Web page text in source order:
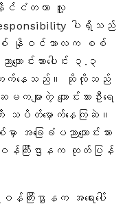
င်ငံတကာ လူ့
ပါရှိသည်
နိုဝင်ဘာလက စစ်
ောင်းသားပေါင်း ၃.၃
တက်နေသည် ။ ဆိုလိုသည်
းတဲ့ ကျောင်းသားဦးရေ
သပိတ်မှောက်နေကြဆဲ။
ေခံပညာကျောင်းသား
ဝန်ကြီးဌာနက ထုတ်ပြန်
န်ကြီးဌာနက အ‌‌ရေးပေါ်